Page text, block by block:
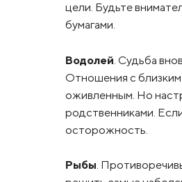
цели. Будьте
бумагами.
Водолей . Судьба
Отношения с
оживленным. Но
родственниками.
осторожность.
Рыбы.